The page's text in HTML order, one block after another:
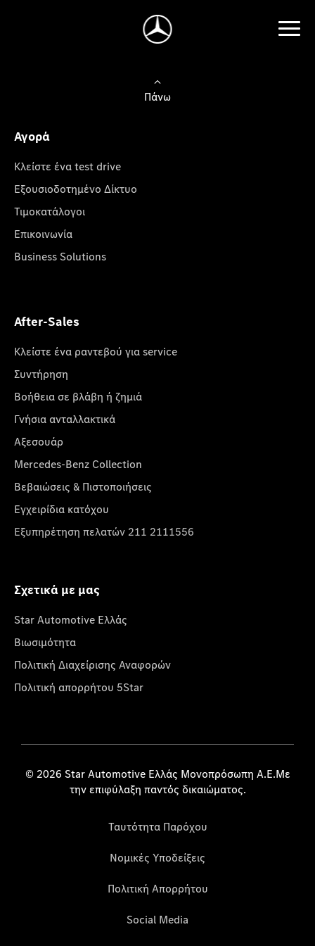
Πάνω
Αγορά
Κλείστε ένα test drive
Εξουσιοδοτημένο Δίκτυο
Τιμοκατάλογοι
Επικοινωνία
Business Solutions
After-Sales
Κλείστε ένα ραντεβού για service
Συντήρηση
Βοήθεια σε βλάβη ή ζημιά
Γνήσια ανταλλακτικά
Αξεσουάρ
Mercedes-Benz Collection
Βεβαιώσεις & Πιστοποιήσεις
Εγχειρίδια κατόχου
Εξυπηρέτηση πελατών 211 2111556
Σχετικά με μας
Star Automotive Ελλάς
Βιωσιμότητα
Πολιτική Διαχείρισης Αναφορών
Πολιτική απορρήτου 5Star
© 2026 Star Automotive Ελλάς Μονοπρόσωπη Α.Ε.Με
την επιφύλαξη παντός δικαιώματος.
Ταυτότητα Παρόχου
Νομικές Υποδείξεις
Πολιτική Απορρήτου
Social Media